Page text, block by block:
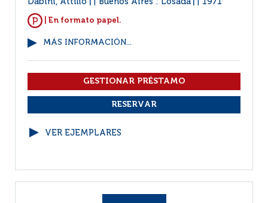
Dabini, Attilio Buenos Aires : Losada 1971
| En formato papel.
MÁS INFORMACIÓN...
VER EJEMPLARES